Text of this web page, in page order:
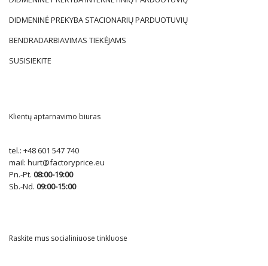
DIDMENINĖ PREKYBA STACIONARIŲ PARDUOTUVIŲ
BENDRADARBIAVIMAS TIEKĖJAMS
SUSISIEKITE
Klientų aptarnavimo biuras
tel.: +48 601 547 740
mail: hurt@factoryprice.eu
Pn.-Pt. 08:00-19:00
Sb.-Nd. 09:00-15:00
Raskite mus socialiniuose tinkluose